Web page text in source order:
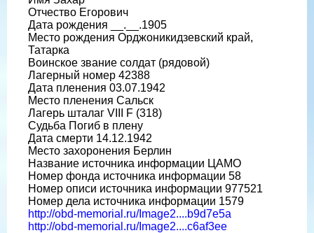
Отчество Егорович
Дата рождения __.__.1905
Место рождения Орджоникидзевский край,
Татарка
Воинское звание солдат (рядовой)
Лагерный номер 42388
Дата пленения 03.07.1942
Место пленения Сальск
Лагерь шталаг VIII F (318)
Судьба Погиб в плену
Дата смерти 14.12.1942
Место захоронения Берлин
Название источника информации ЦАМО
Номер фонда источника информации 58
Номер описи источника информации 977521
Номер дела источника информации 1579
http://obd-memorial.ru/Image2....b9d7e5a
http://obd-memorial.ru/Image2....c6af3ee